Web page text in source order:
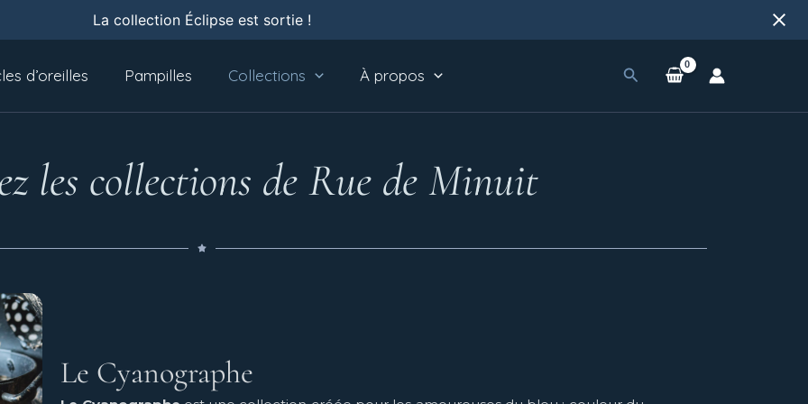
La collection Éclipse est sortie !
d’oreilles Pampilles Collections À propos Rechercher
les collections de Rue de Minuit
Le Cyanographe